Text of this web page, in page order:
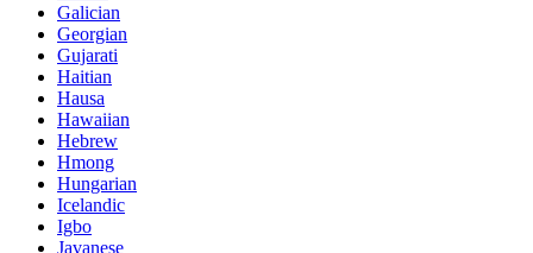
Galician
Georgian
Gujarati
Haitian
Hausa
Hawaiian
Hebrew
Hmong
Hungarian
Icelandic
Igbo
Javanese